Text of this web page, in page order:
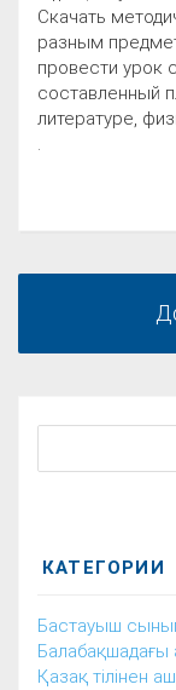
Скачать
разным
провести урок
составленный
литературе,
КАТЕГОРИИ
Бастауыш
Қазақ тілінен